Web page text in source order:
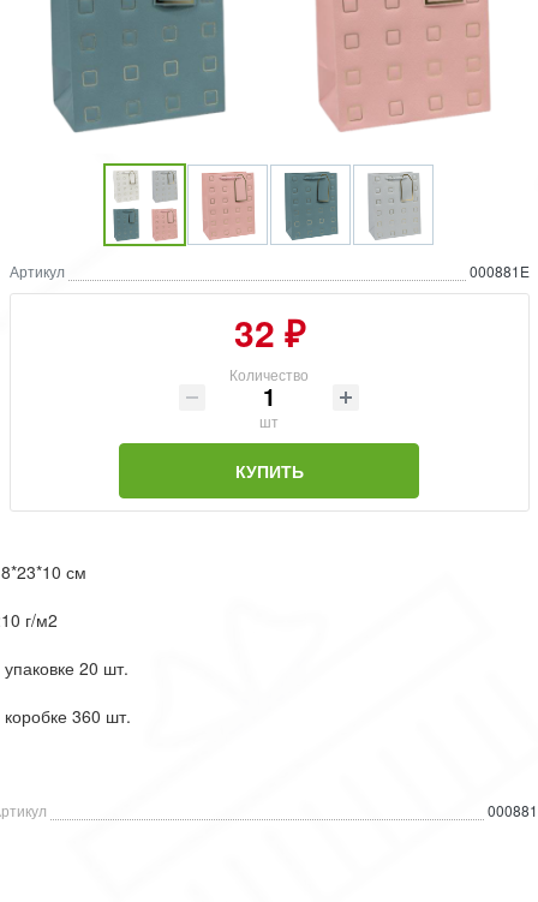
Артикул 000881E
32 ₽
Количество
шт
КУПИТЬ
см
г/м2
упаковке 20 шт.
коробке 360 шт.